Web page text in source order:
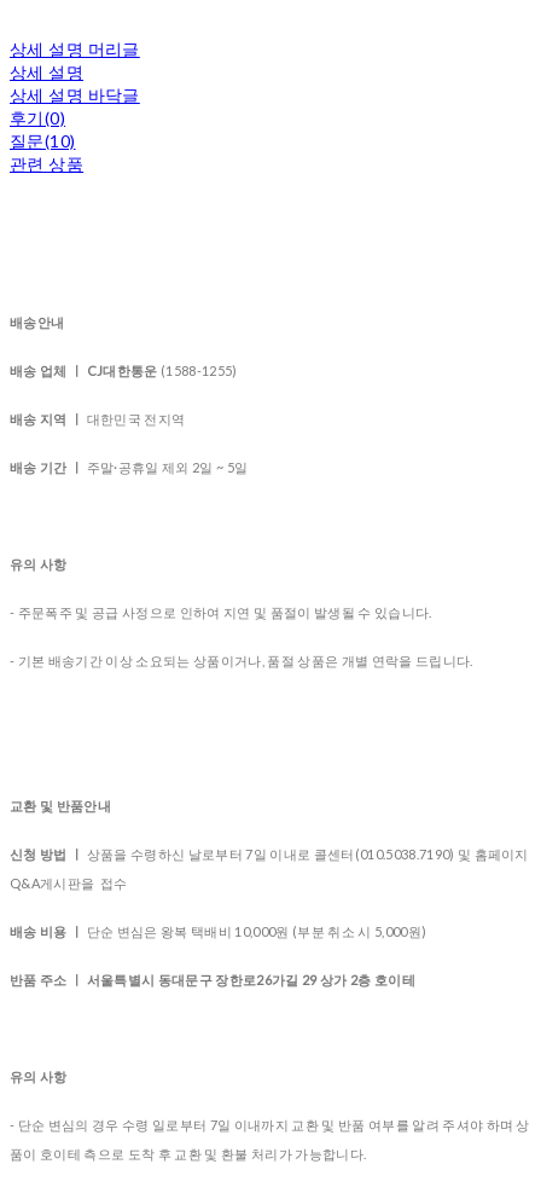
상세 설명 머리글
상세 설명
상세 설명 바닥글
후기(0)
질문(10)
관련 상품
배송안내
배송 업체 ㅣ CJ대한통운 (1588-1255)
배송 지역 ㅣ 대한민국 전지역
배송 기간 ㅣ 주말·공휴일 제외 2일 ~ 5일
유의 사항
- 주문폭주 및 공급 사정으로 인하여 지연 및 품절이 발생될 수 있습니다.
- 기본 배송기간 이상 소요되는 상품이거나, 품절 상품은 개별 연락을 드립니다.
교환 및 반품안내
신청 방법 ㅣ 상품을 수령하신 날로부터 7일 이내로 콜센터(010.5038.7190) 및 홈페이지
Q&A게시판을 접수
배송 비용 ㅣ 단순 변심은 왕복 택배비 10,000원 (부분 취소 시 5,000원)
반품 주소 ㅣ 서울특별시 동대문구 장한로26가길 29 상가 2층 호이테
유의 사항
- 단순 변심의 경우 수령 일로부터 7일 이내까지 교환 및 반품 여부를 알려 주셔야 하며 상
품이 호이테 측으로 도착 후 교환 및 환불 처리가 가능합니다.